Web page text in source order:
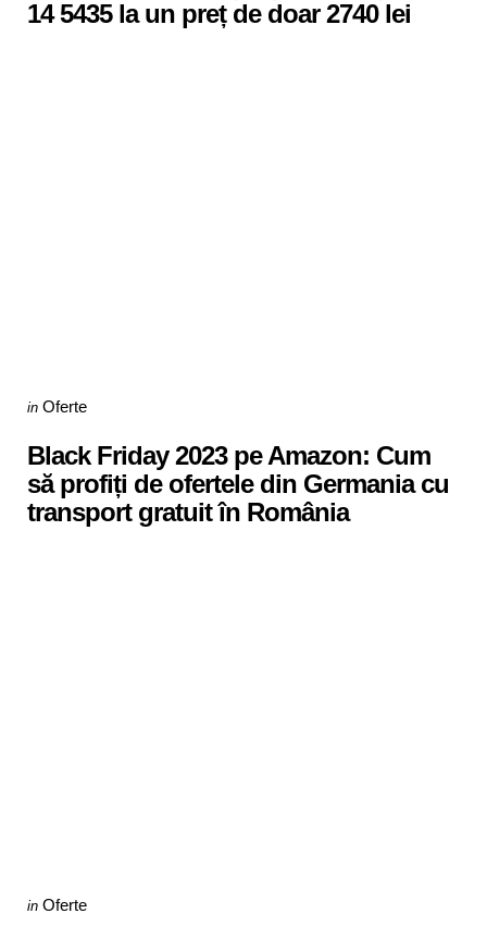
14 5435 la un preț de doar 2740 lei
Categories
Posted
in Oferte
Black Friday 2023 pe Amazon: Cum
să profiți de ofertele din Germania cu
transport gratuit în România
Categories
Posted
in Oferte